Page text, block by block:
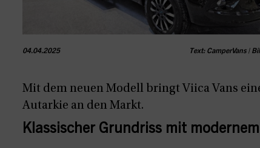
04.04.2025 Text: CamperVans |
Mit dem neuen Modell bringt Viica Vans
Autarkie an den Markt.
Klassischer Grundriss mit